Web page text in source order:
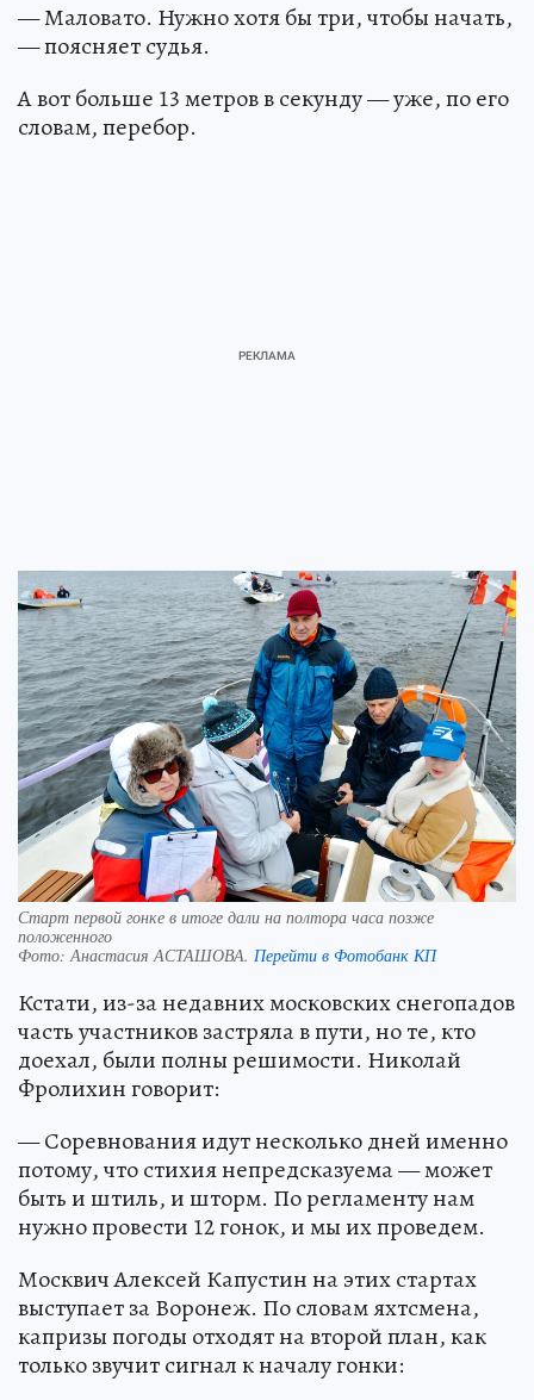
— Маловато. Нужно хотя бы три, чтобы начать,
— поясняет судья.
А вот больше 13 метров в секунду — уже, по его
словам, перебор.
Старт первой гонке в итоге дали на полтора часа позже
положенного
Фото:Анастасия АСТАШОВА. Перейти в Фотобанк КП
Кстати, из-за недавних московских снегопадов
часть участников застряла в пути, но те, кто
доехал, были полны решимости. Николай
Фролихин говорит:
— Соревнования идут несколько дней именно
потому, что стихия непредсказуема — может
быть и штиль, и шторм. По регламенту нам
нужно провести 12 гонок, и мы их проведем.
Москвич Алексей Капустин на этих стартах
выступает за Воронеж. По словам яхтсмена,
капризы погоды отходят на второй план, как
только звучит сигнал к началу гонки: